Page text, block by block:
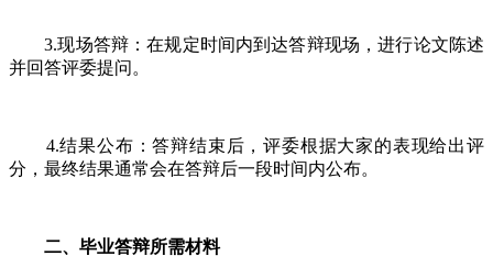
3.现场答辩：在规定时间内到达答辩现场，进行论文陈述
并回答评委提问。
4.结果公布：答辩结束后，评委根据大家的表现给出评
分，最终结果通常会在答辩后一段时间内公布。
二、毕业答辩所需材料